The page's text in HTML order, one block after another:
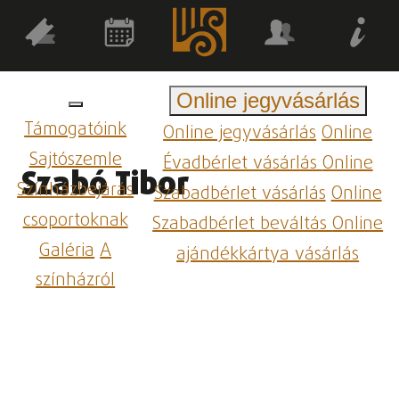
Támogatóink
Sajtószemle
Színházbejárás
csoportoknak
GalériaA
színházról
Online jegyvásárlás
Online jegyvásárlásOnline
Évadbérlet vásárlásOnline
Szabadbérlet vásárlásOnline
Szabadbérlet beváltásOnline
ajándékkártya vásárlás
Szabó Tibor